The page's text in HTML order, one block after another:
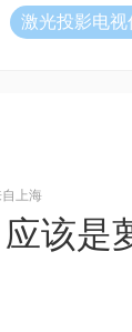
激光投影电视
上海
该是